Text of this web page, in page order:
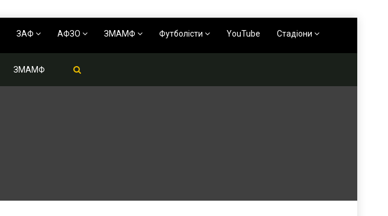
ЗАФ АФЗО ЗМАМФ Футболісти YouTube Стадіони
ЗМАМФ